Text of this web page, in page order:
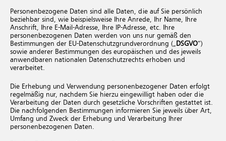
Personenbezogene Daten sind alle Daten, die auf Sie persönlich
beziehbar sind, wie beispielsweise Ihre Anrede, Ihr Name, Ihre
Anschrift, Ihre E-Mail-Adresse, Ihre IP-Adresse, etc. Ihre
personenbezogenen Daten werden von uns nur gemäß den
Bestimmungen der EU-Datenschutzgrundverordnung („ DSGVO“)
sowie anderer Bestimmungen des europäischen und des jeweils
anwendbaren nationalen Datenschutzrechts erhoben und
verarbeitet.
Die Erhebung und Verwendung personenbezogener Daten erfolgt
regelmäßig nur, nachdem Sie hierzu eingewilligt haben oder die
Verarbeitung der Daten durch gesetzliche Vorschriften gestattet ist.
Die nachfolgenden Bestimmungen informieren Sie jeweils über Art,
Umfang und Zweck der Erhebung und Verarbeitung Ihrer
personenbezogenen Daten.